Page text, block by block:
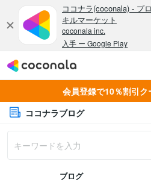
会員登録で10％割引ク
ココナラブログ
ブログ